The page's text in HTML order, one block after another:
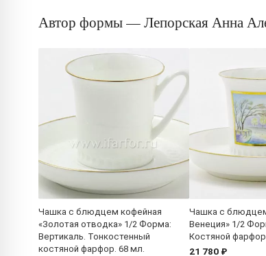
Автор формы — Лепорская Анна
Чашка с блюдцем кофейная
«Золотая отводка» 1/2 Форма:
Вертикаль. Тонкостенный
костяной фарфор. 68 мл.
Чашка с
Венеция» 1/2
Костяной
21 780 ₽